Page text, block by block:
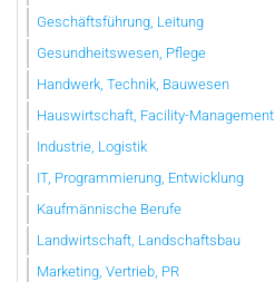
Geschäftsführung, Leitung
Gesundheitswesen, Pflege
Handwerk, Technik, Bauwesen
Hauswirtschaft, Facility-Management
Industrie, Logistik
IT, Programmierung, Entwicklung
Kaufmännische Berufe
Landwirtschaft, Landschaftsbau
Marketing, Vertrieb, PR